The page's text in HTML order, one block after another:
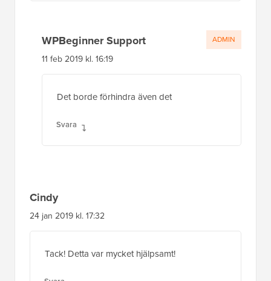
WPBeginner Support
11 feb 2019 kl. 16:19
Det borde förhindra även det
Svara
ADMIN
Cindy
24 jan 2019 kl. 17:32
Tack! Detta var mycket hjälpsamt!